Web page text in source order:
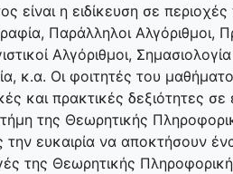
είναι η ειδίκευση σε
Παράλληλοι Αλγόριθμοι,
Αλγόριθμοι,
κ.α. Οι φοιτητές του
και πρακτικές δεξιότητες
της Θεωρητικής
την ευκαιρία να αποκτήσουν
της Θεωρητικής